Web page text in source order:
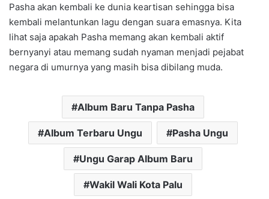
Pasha akan kembali ke dunia keartisan sehingga bisa
kembali melantunkan lagu dengan suara emasnya. Kita
lihat saja apakah Pasha memang akan kembali aktif
bernyanyi atau memang sudah nyaman menjadi pejabat
negara di umurnya yang masih bisa dibilang muda.
Album Baru Tanpa Pasha
Album Terbaru Ungu Pasha Ungu
Ungu Garap Album Baru
Wakil Wali Kota Palu